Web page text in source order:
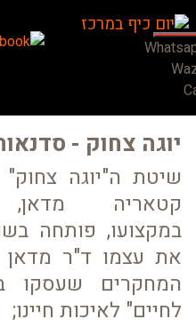
יוגה צחוק -
שיטת ה"יוגה
קטאריה
את עצמו ד"ר מדאן
המחקרים שעסקו
לחיים" לאיכות חיינו;